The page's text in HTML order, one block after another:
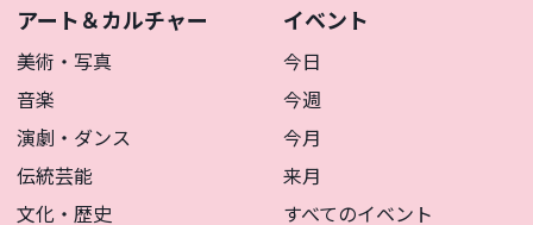
アート＆カルチャー
美術・写真
音楽
演劇・ダンス
伝統芸能
文化・歴史
イベント
今日
今週
今月
来月
すべてのイベント